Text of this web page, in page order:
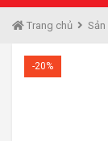
Trang chủ Sản
-20%